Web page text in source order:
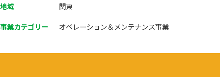
地域 関東
事業カテゴリー オペレーション＆メンテナンス事業